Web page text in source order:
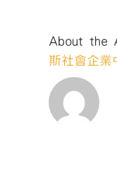
About the
斯社會企業